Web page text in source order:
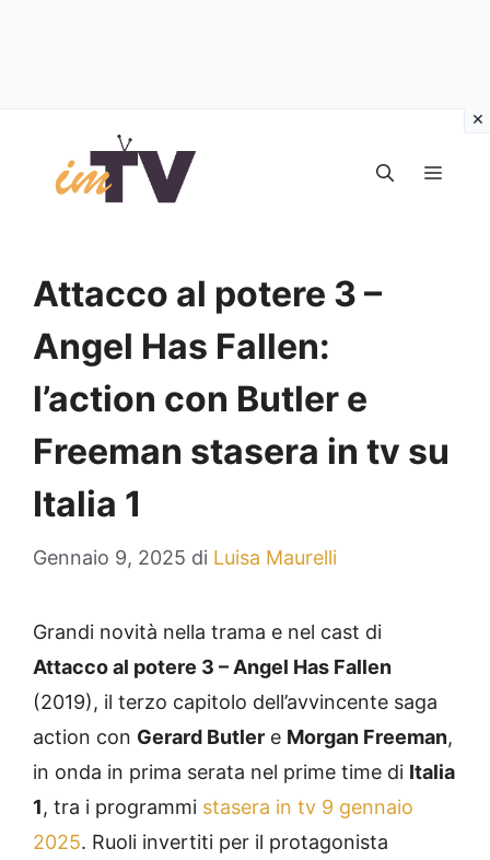
contenuto
Attacco al potere 3 –
Angel Has Fallen:
l’action con Butler e
Freeman stasera in tv su
Italia 1
Gennaio 9, 2025 di Luisa Maurelli
Grandi novità nella trama e nel cast di
Attacco al potere 3 – Angel Has Fallen
(2019), il terzo capitolo dell’avvincente saga
action con Gerard Butler e Morgan Freeman,
in onda in prima serata nel prime time di Italia
1, tra i programmi stasera in tv 9 gennaio
2025. Ruoli invertiti per il protagonista